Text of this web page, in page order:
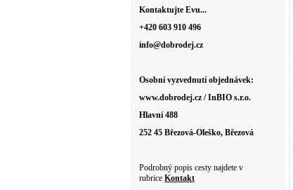
Kontaktujte Evu...
+420 603 910 496
info@dobrodej.cz
Osobní vyzvednutí objednávek:
www.dobrodej.cz / InBIO s.r.o.
Hlavní 488
252 45 Březová-Oleško, Březová
Podrobný popis cesty najdete v
rubrice Kontakt